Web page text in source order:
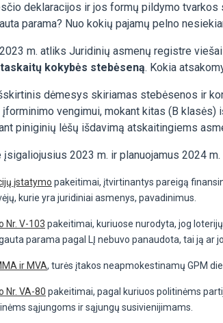
deklaracijos ir jos formų pildymo
parama? Nuo kokių pajamų pelno
m. atliks Juridinių asmenų registre
kokybės stebėseną. Kokia
dėmesys skiriamas stebėsenos ir
vengimui, mokant kitas (B
piniginių lėšų išdavimą atskaitingiems
2023 m. ir planuojamus 2024
įstatymo pakeitimai, įtvirtinantys pareigą
kurie yra juridiniai asmenys, pavadinimus.
Nr. V-103 pakeitimai, kuriuose nurodyta, jog
parama pagal LĮ nebuvo panaudota, tai ją
ir MVA, turės įtakos neapmokestinamų GPM
Nr. VA-80 pakeitimai, pagal kuriuos politinėms
sąjungoms ir sąjungų susivienijimams.